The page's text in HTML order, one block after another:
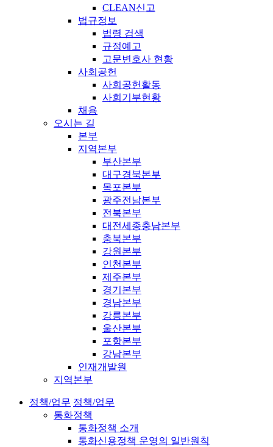
CLEAN신고
법규정보
법령 검색
규정예고
고문변호사 현황
사회공헌
사회공헌활동
사회기부현황
채용
오시는 길
본부
지역본부
부산본부
대구경북본부
목포본부
광주전남본부
전북본부
대전세종충남본부
충북본부
강원본부
인천본부
제주본부
경기본부
경남본부
강릉본부
울산본부
포항본부
강남본부
인재개발원
지역본부
정책/업무 정책/업무
통화정책
통화정책 소개
통화신용정책 운영의 일반원칙